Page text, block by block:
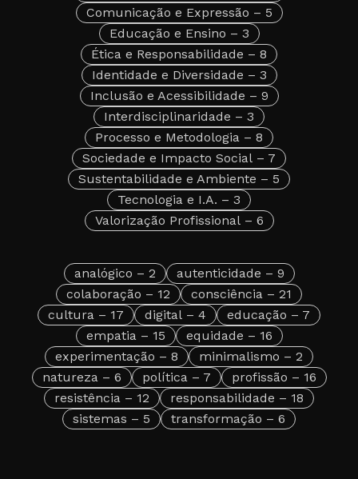
Comunicação e Expressão – 5
Educação e Ensino – 3
Ética e Responsabilidade – 8
Identidade e Diversidade – 3
Inclusão e Acessibilidade – 9
Interdisciplinaridade – 3
Processo e Metodologia – 8
Sociedade e Impacto Social – 7
Sustentabilidade e Ambiente – 5
Tecnologia e I.A. – 3
Valorização Profissional – 6
analógico – 2 autenticidade – 9
colaboração – 12 consciência – 21
cultura – 17 digital – 4 educação – 7
empatia – 15 equidade – 16
experimentação – 8 minimalismo – 2
natureza – 6 política – 7 profissão – 16
resistência – 12 responsabilidade – 18
sistemas – 5 transformação – 6